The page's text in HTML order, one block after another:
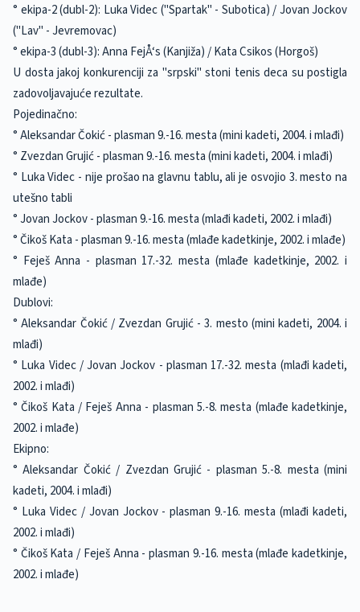
° ekipa-2 (dubl-2): Luka Videc ("Spartak" - Subotica) / Jovan Jockov
("Lav" - Jevremovac)
° ekipa-3 (dubl-3): Anna FejÅ‘s (Kanjiža) / Kata Csikos (Horgoš)
U dosta jakoj konkurenciji za "srpski" stoni tenis deca su postigla
zadovoljavajuće rezultate.
Pojedinačno:
° Aleksandar Čokić - plasman 9.-16. mesta (mini kadeti, 2004. i mlađi)
° Zvezdan Grujić - plasman 9.-16. mesta (mini kadeti, 2004. i mlađi)
° Luka Videc - nije prošao na glavnu tablu, ali je osvojio 3. mesto na
utešno tabli
° Jovan Jockov - plasman 9.-16. mesta (mlađi kadeti, 2002. i mlađi)
° Čikoš Kata - plasman 9.-16. mesta (mlađe kadetkinje, 2002. i mlađe)
° Feješ Anna - plasman 17.-32. mesta (mlađe kadetkinje, 2002. i
mlađe)
Dublovi:
° Aleksandar Čokić / Zvezdan Grujić - 3. mesto (mini kadeti, 2004. i
mlađi)
° Luka Videc / Jovan Jockov - plasman 17.-32. mesta (mlađi kadeti,
2002. i mlađi)
° Čikoš Kata / Feješ Anna - plasman 5.-8. mesta (mlađe kadetkinje,
2002. i mlađe)
Ekipno:
° Aleksandar Čokić / Zvezdan Grujić - plasman 5.-8. mesta (mini
kadeti, 2004. i mlađi)
° Luka Videc / Jovan Jockov - plasman 9.-16. mesta (mlađi kadeti,
2002. i mlađi)
° Čikoš Kata / Feješ Anna - plasman 9.-16. mesta (mlađe kadetkinje,
2002. i mlađe)